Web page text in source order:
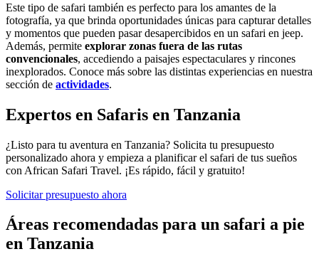
Este tipo de safari también es perfecto para los amantes de la
fotografía, ya que brinda oportunidades únicas para capturar detalles
y momentos que pueden pasar desapercibidos en un safari en jeep.
Además, permite explorar zonas fuera de las rutas
convencionales, accediendo a paisajes espectaculares y rincones
inexplorados. Conoce más sobre las distintas experiencias en nuestra
sección de actividades.
Expertos en Safaris en Tanzania
¿Listo para tu aventura en Tanzania? Solicita tu presupuesto
personalizado ahora y empieza a planificar el safari de tus sueños
con African Safari Travel. ¡Es rápido, fácil y gratuito!
Solicitar presupuesto ahora
Áreas recomendadas para un safari a pie
en Tanzania